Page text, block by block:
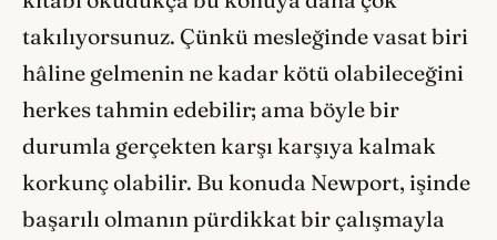
takılıyorsunuz. Çünkü mesleğinde vasat biri
hâline gelmenin ne kadar kötü olabileceğini
herkes tahmin edebilir; ama böyle bir
durumla gerçekten karşı karşıya kalmak
korkunç olabilir. Bu konuda Newport, işinde
başarılı olmanın pürdikkat bir çalışmayla